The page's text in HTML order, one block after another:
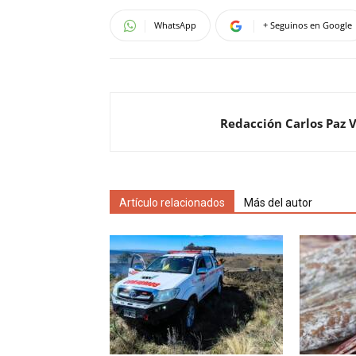
WhatsApp + Seguinos en Google
Redacción Carlos Paz
Artículo relacionados Más del autor